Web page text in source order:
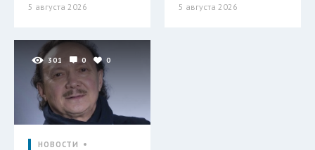
5 августа 2026 5 августа 2026
301 0 0
НОВОСТИ